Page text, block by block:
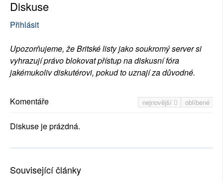
Diskuse
Přihlásit
Upozorňujeme, že Britské listy jako soukromý server si
vyhrazují právo blokovat přístup na diskusní fóra
jakémukoliv diskutérovi, pokud to uznají za důvodné.
nejnovější oblíbené
Komentáře
Diskuse je prázdná.
Související články